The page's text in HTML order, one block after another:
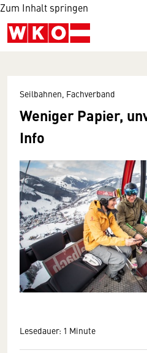
Zum Inhalt springen
Seilbahnen, Fachverband
Weniger Papier,
Info
Lesedauer: 1 Minute